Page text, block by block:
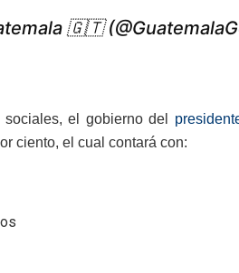
🇬🇹
el gobierno del
ciento, el cual contará con: